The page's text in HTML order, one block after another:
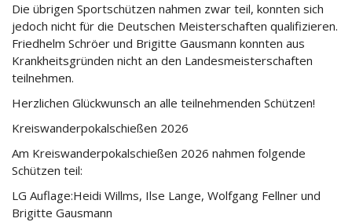
Die übrigen Sportschützen nahmen zwar teil, konnten sich
jedoch nicht für die Deutschen Meisterschaften qualifizieren.
Friedhelm Schröer und Brigitte Gausmann konnten aus
Krankheitsgründen nicht an den Landesmeisterschaften
teilnehmen.
Herzlichen Glückwunsch an alle teilnehmenden Schützen!
Kreiswanderpokalschießen 2026
Am Kreiswanderpokalschießen 2026 nahmen folgende
Schützen teil:
LG Auflage:Heidi Willms, Ilse Lange, Wolfgang Fellner und
Brigitte Gausmann